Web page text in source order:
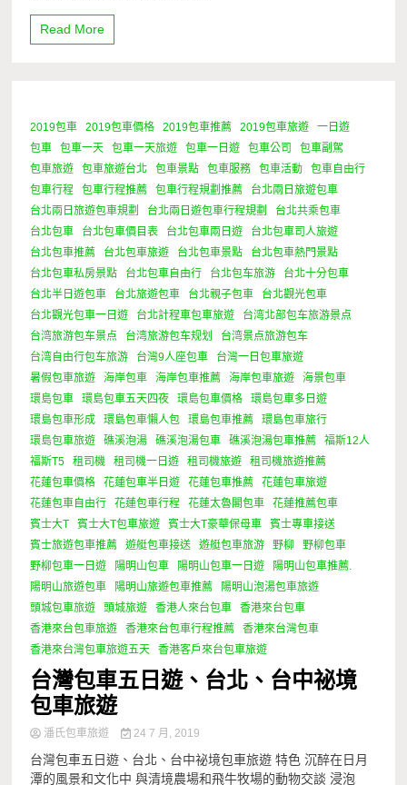
Read More
6 Minutes
2019包車 2019包車價格 2019包車推薦 2019包車旅遊
一日遊
包車
包車一天 包車一天旅遊 包車一日遊 包車公司
包車副駕
包車旅遊
包車旅遊台北 包車景點 包車服務 包車活動
包車自由行
包車行程
包車行程推薦 包車行程規劃推薦
台北兩日旅遊包車
台北兩日旅遊包車規劃
台北兩日遊包車行程規劃
台北共乘包車
台北包車
台北包車價目表 台北包車兩日遊
台北包車司人旅遊
台北包車推薦
台北包車旅遊 台北包車景點
台北包車熱門景點
台北包車私房景點
台北包車自由行 台北包车旅游
台北十分包車
台北半日遊包車
台北旅遊包車 台北親子包車
台北觀光包車
台北觀光包車一日遊
台北計程車包車旅遊
台湾北部包车旅游景点
台湾旅游包车景点
台湾旅游包车规划
台湾景点旅游包车
台湾自由行包车旅游
台灣9人座包車
台灣一日包車旅遊
暑假包車旅遊
海岸包車 海岸包車推薦 海岸包車旅遊
海景包車
環島包車
環島包車五天四夜 環島包車價格
環島包車多日遊
環島包車形成
環島包車懶人包 環島包車推薦
環島包車旅行
環島包車旅遊
礁溪泡湯 礁溪泡湯包車 礁溪泡湯包車推薦
福斯12人
福斯T5
租司機 租司機一日遊 租司機旅遊
租司機旅遊推薦
花蓮包車價格
花蓮包車半日遊 花蓮包車推薦
花蓮包車旅遊
花蓮包車自由行
花蓮包車行程 花蓮太魯閣包車
花蓮推薦包車
賓士大T
賓士大T包車旅遊 賓士大T豪華保母車
賓士專車接送
賓士旅遊包車推薦
遊艇包車接送 遊艇包車旅游 野柳
野柳包車
野柳包車一日遊
陽明山包車 陽明山包車一日遊
陽明山包車推薦.
陽明山旅遊包車
陽明山旅遊包車推薦
陽明山泡湯包車旅遊
頭城包車旅遊
頭城旅遊 香港人來台包車
香港來台包車
香港來台包車旅遊
香港來台包車行程推薦
香港來台灣包車
香港來台灣包車旅遊五天
香港客戶來台包車旅遊
台灣包車五日遊、台北、台中祕境
包車旅遊
潘氏包車旅遊 24 7 月, 2019
台灣包車五日遊、台北、台中祕境包車旅遊 特色 沉醉在日月
潭的風景和文化中 與清境農場和飛牛牧場的動物交談 浸泡